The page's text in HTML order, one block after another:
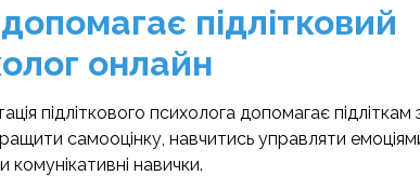
підлітковий
онлайн
підліткового психолога допомагає підліткам
самооцінку, навчитись управляти
комунікативні навички.